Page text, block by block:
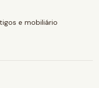
e mobiliário